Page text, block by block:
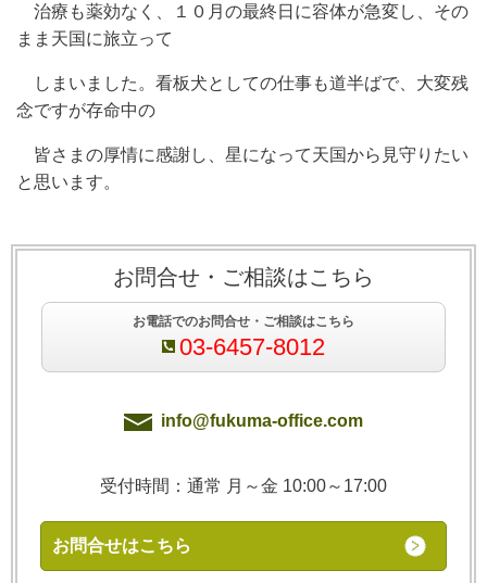
治療も薬効なく、１０月の最終日に容体が急変し、その
まま天国に旅立って
しまいました。看板犬としての仕事も道半ばで、大変残
念ですが存命中の
皆さまの厚情に感謝し、星になって天国から見守りたい
と思います。
お問合せ・ご相談はこちら
お電話でのお問合せ・ご相談はこちら
03-6457-8012
info@fukuma-office.com
受付時間：通常 月～金 10:00～17:00
お問合せはこちら